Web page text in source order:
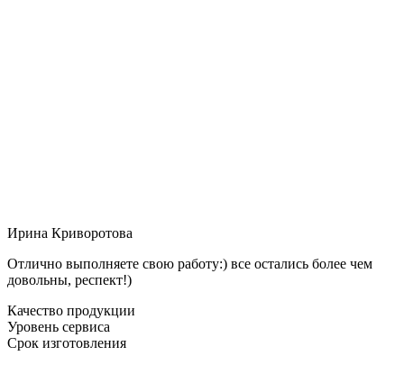
Ирина Криворотова
Отлично выполняете свою работу:) все остались более чем
довольны, респект!)
Качество продукции
Уровень сервиса
Срок изготовления